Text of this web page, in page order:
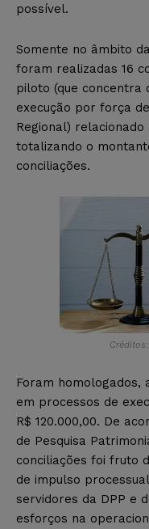
possível.
Somente no âmbito
foram realizadas 16
piloto (que concentra
execução por força
Regional)
totalizando o
conciliações.
Foram homologados,
em processos de
R$ 120.000,00. De
de Pesquisa
conciliações foi fruto
de impulso
servidores da DPP e
esforços na